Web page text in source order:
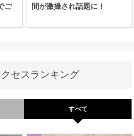
ご
間が激撮され話題に！
セスランキング
すべて